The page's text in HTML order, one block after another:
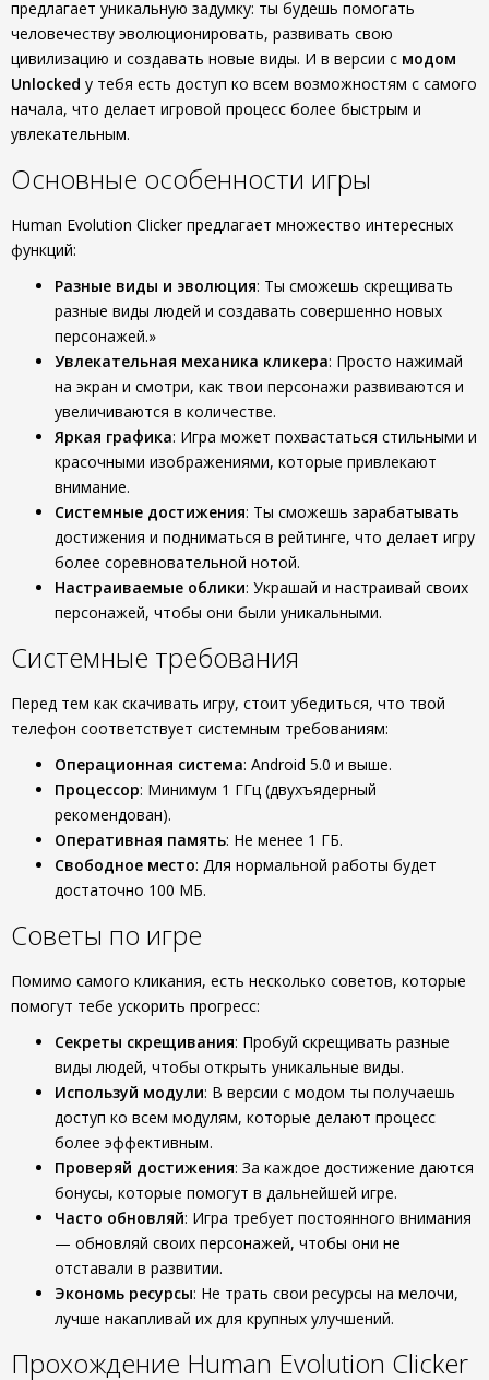
предлагает уникальную задумку: ты будешь помогать
человечеству эволюционировать, развивать свою
цивилизацию и создавать новые виды. И в версии с модом
Unlocked у тебя есть доступ ко всем возможностям с самого
начала, что делает игровой процесс более быстрым и
увлекательным.
Основные особенности игры
Human Evolution Clicker предлагает множество интересных
функций:
Разные виды и эволюция: Ты сможешь скрещивать
разные виды людей и создавать совершенно новых
персонажей.»
Увлекательная механика кликера: Просто нажимай
на экран и смотри, как твои персонажи развиваются и
увеличиваются в количестве.
Яркая графика: Игра может похвастаться стильными и
красочными изображениями, которые привлекают
внимание.
Cистемные достижения: Ты сможешь зарабатывать
достижения и подниматься в рейтинге, что делает игру
более соревновательной нотой.
Настраиваемые облики: Украшай и настраивай своих
персонажей, чтобы они были уникальными.
Системные требования
Перед тем как скачивать игру, стоит убедиться, что твой
телефон соответствует системным требованиям:
Операционная система: Android 5.0 и выше.
Процессор: Минимум 1 ГГц (двухъядерный
рекомендован).
Оперативная память: Не менее 1 ГБ.
Свободное место: Для нормальной работы будет
достаточно 100 МБ.
Советы по игре
Помимо самого кликания, есть несколько советов, которые
помогут тебе ускорить прогресс:
Секреты скрещивания: Пробуй скрещивать разные
виды людей, чтобы открыть уникальные виды.
Используй модули: В версии с модом ты получаешь
доступ ко всем модулям, которые делают процесс
более эффективным.
Проверяй достижения: За каждое достижение даются
бонусы, которые помогут в дальнейшей игре.
Часто обновляй: Игра требует постоянного внимания
— обновляй своих персонажей, чтобы они не
отставали в развитии.
Экономь ресурсы: Не трать свои ресурсы на мелочи,
лучше накапливай их для крупных улучшений.
Прохождение Human Evolution Clicker